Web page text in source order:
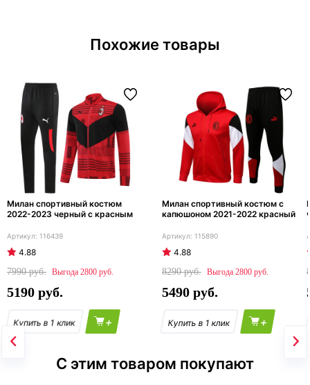
Похожие товары
Милан спортивный костюм
2022-2023 черный с красным
116439
4.88
7990
2800
5190
+
Милан спортивный костюм с
капюшоном 2021-2022 красный
115890
4.88
8290
2800
5490
+
С этим товаром покупают